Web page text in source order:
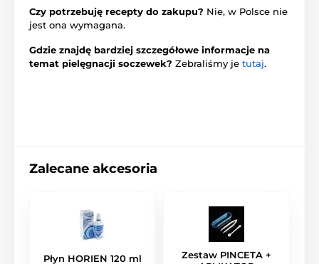
Czy potrzebuję recepty do zakupu? Nie, w Polsce nie
jest ona wymagana.
Gdzie znajdę bardziej szczegółowe informacje na
temat pielęgnacji soczewek? Zebraliśmy je tutaj.
Zalecane akcesoria
Płyn HORIEN 120 ml
Zestaw PINCETA +